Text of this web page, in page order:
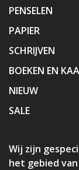
PENSELEN
PAPIER
SCHRIJVEN
BOEKEN EN
NIEUW
SALE
Wij zijn
het gebied